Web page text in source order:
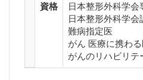
資格
日本整形外科学会
日本整形外科学
難病指定医
がん 医療に携わ
がんのリハビリテ